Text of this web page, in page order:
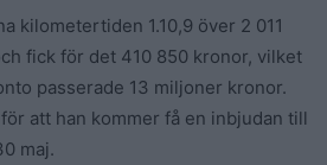
kilometertiden 1.10,9 över 2 011
fick för det 410 850 kronor, vilket
passerade 13 miljoner kronor.
att han kommer få en inbjudan till
maj.